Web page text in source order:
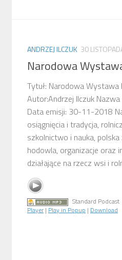
ANDRZEJ ILCZUK 30
Narodowa
Tytuł: Narodowa Wystawa
Autor:Andrzej Ilczuk
Data emisji: 30-11-2018
osiągnięcia i tradycja,
szkolnictwo i nauka,
hodowla, organizacje oraz
działające na rzecz wsi i
Standard Podcast
Player | Play in Popup | Download